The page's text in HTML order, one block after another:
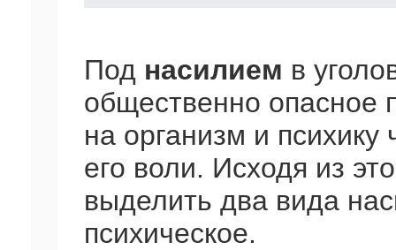
Под насилием в
общественно опасное
на организм и
его воли. Исходя из
выделить два вида
психическое.